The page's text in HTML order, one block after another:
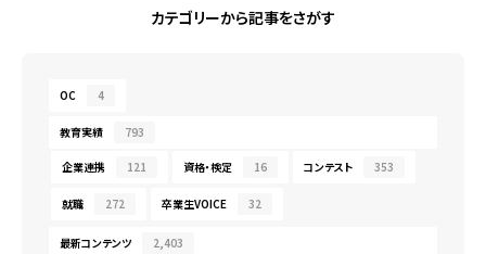
カテゴリーから記事をさがす
OC 4
教育実績 793
企業連携 121 資格・検定 16 コンテスト 353
就職 272 卒業生VOICE 32
最新コンテンツ 2,403